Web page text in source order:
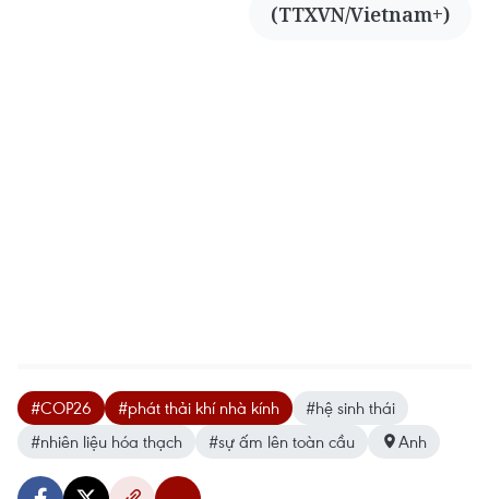
(TTXVN/Vietnam+)
#COP26 #phát thải khí nhà kính
#hệ sinh thái
#nhiên liệu hóa thạch
#sự ấm lên toàn cầu Anh